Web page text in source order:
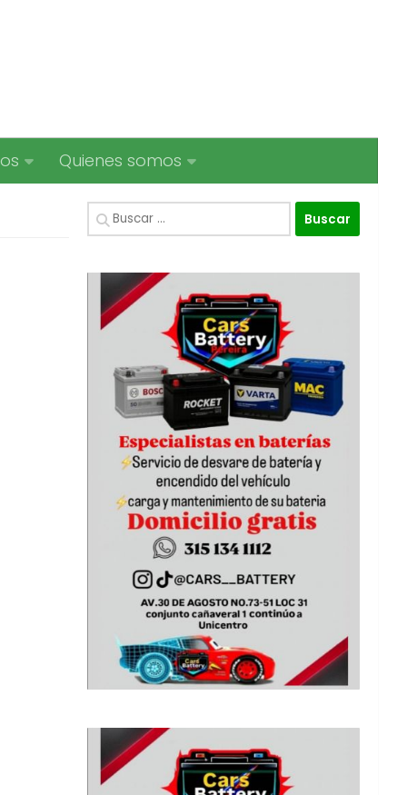
Quienes somos
Buscar: